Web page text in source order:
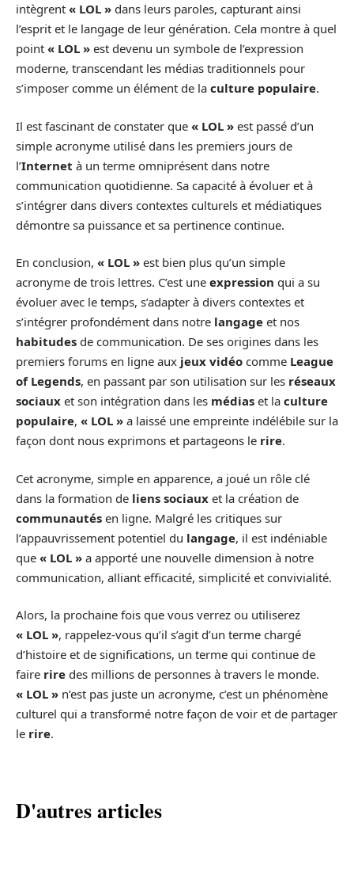
intègrent « LOL » dans leurs paroles, capturant ainsi
l’esprit et le langage de leur génération. Cela montre à quel
point « LOL » est devenu un symbole de l’expression
moderne, transcendant les médias traditionnels pour
s’imposer comme un élément de la culture populaire.
Il est fascinant de constater que « LOL » est passé d’un
simple acronyme utilisé dans les premiers jours de
l’Internet à un terme omniprésent dans notre
communication quotidienne. Sa capacité à évoluer et à
s’intégrer dans divers contextes culturels et médiatiques
démontre sa puissance et sa pertinence continue.
En conclusion, « LOL » est bien plus qu’un simple
acronyme de trois lettres. C’est une expression qui a su
évoluer avec le temps, s’adapter à divers contextes et
s’intégrer profondément dans notre langage et nos
habitudes de communication. De ses origines dans les
premiers forums en ligne aux jeux vidéo comme League
of Legends, en passant par son utilisation sur les réseaux
sociaux et son intégration dans les médias et la culture
populaire, « LOL » a laissé une empreinte indélébile sur la
façon dont nous exprimons et partageons le rire.
Cet acronyme, simple en apparence, a joué un rôle clé
dans la formation de liens sociaux et la création de
communautés en ligne. Malgré les critiques sur
l’appauvrissement potentiel du langage, il est indéniable
que « LOL » a apporté une nouvelle dimension à notre
communication, alliant efficacité, simplicité et convivialité.
Alors, la prochaine fois que vous verrez ou utiliserez
« LOL », rappelez-vous qu’il s’agit d’un terme chargé
d’histoire et de significations, un terme qui continue de
faire rire des millions de personnes à travers le monde.
« LOL » n’est pas juste un acronyme, c’est un phénomène
culturel qui a transformé notre façon de voir et de partager
le rire.
D'autres articles